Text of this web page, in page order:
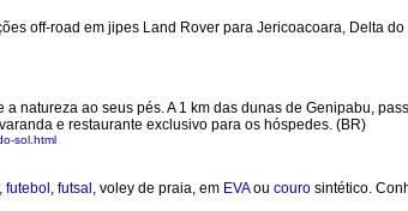
off-road em jipes Land Rover para Jericoacoara, Delta
a natureza ao seus pés. A 1 km das dunas de Genipabu,
e restaurante exclusivo para os hóspedes. (BR)
sol.html
futebol , futsal , voley de praia, em EVAou couro sintético.